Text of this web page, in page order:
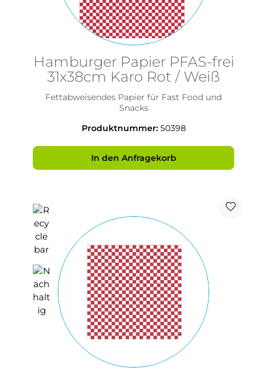
Hamburger Papier PFAS-frei
31x38cm Karo Rot / Weiß
Fettabweisendes Papier für Fast Food und
Snacks
Produktnummer: 50398
In den Anfragekorb